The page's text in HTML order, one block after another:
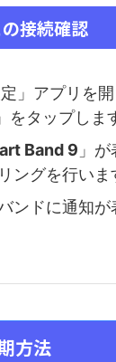
接続確認
」アプリを開
」をタップしま
Band 9 」
ングを行いま
ンドに通知が
方法